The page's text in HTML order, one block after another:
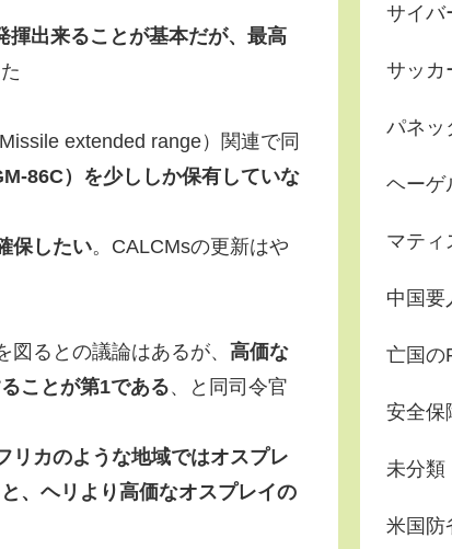
揮出来ることが基本だが、最高
extended range）関連で同
86C）を少ししか保有していな
保したい。CALCMsの更新はや
るとの議論はあるが、 高価な
ことが第1である、と同司令官
リカのような地域ではオスプレ
、ヘリより高価なオスプレイの
サイバ
サッカ
パネッ
ヘーゲ
マティ
中国要
亡国の
安全保
未分類
米国防